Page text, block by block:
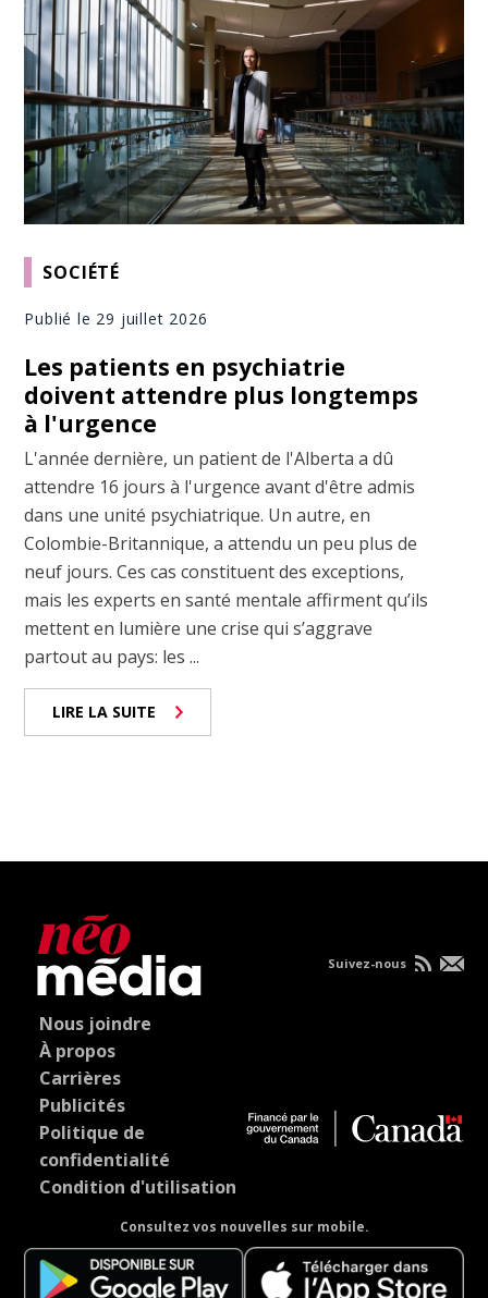
SOCIÉTÉ
Publié le 29 juillet 2026
Les patients en psychiatrie
doivent attendre plus longtemps
à l'urgence
L'année dernière, un patient de l'Alberta a dû
attendre 16 jours à l'urgence avant d'être admis
dans une unité psychiatrique. Un autre, en
Colombie-Britannique, a attendu un peu plus de
neuf jours. Ces cas constituent des exceptions,
mais les experts en santé mentale affirment qu’ils
mettent en lumière une crise qui s’aggrave
partout au pays: les ...
LIRE LA SUITE
Nous joindre
À propos
Carrières
Publicités
Politique de
confidentialité
Condition d'utilisation
Consultez vos nouvelles sur mobile.
Suivez-nous